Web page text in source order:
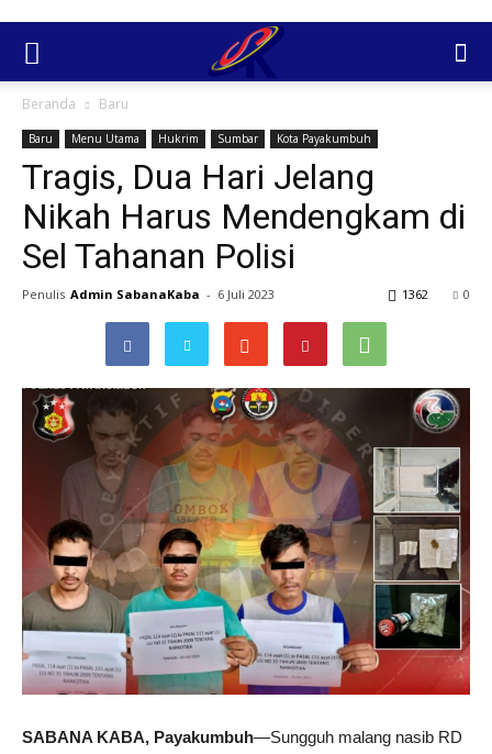
Beranda Baru
Baru Menu Utama Hukrim Sumbar Kota Payakumbuh
Tragis, Dua Hari Jelang
Nikah Harus Mendengkam di
Sel Tahanan Polisi
Penulis Admin SabanaKaba - 6 Juli 2023 0
1362
SABANA KABA, Payakumbuh—Sungguh malang nasib RD